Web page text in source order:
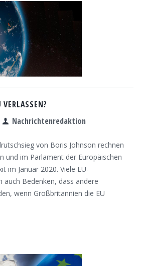
Nachrichtenredaktion
von Boris Johnson rechnen
und im Parlament der Europäischen
im Januar 2020. Viele EU-
Bedenken, dass andere
wenn Großbritannien die EU